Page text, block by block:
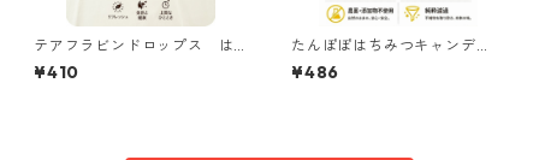
テアフラビンドロップス は
ちみつレモンティー味
¥410
たんぽぽはちみつキャンデ
ィ
¥486